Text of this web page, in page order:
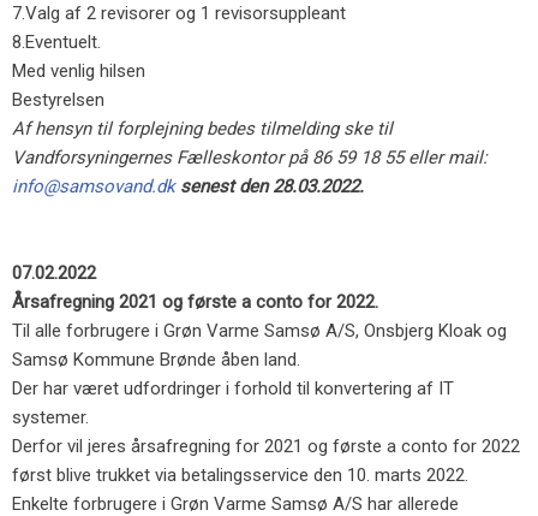
7.​Valg af 2 revisorer og 1 revisorsuppleant
8.​Eventuelt.
Med venlig hilsen
Bestyrelsen
Af hensyn til forplejning bedes tilmelding ske til
Vandforsyningernes Fælleskontor på 86 59 18 55 eller mail:
info@samsovand.dk senest den 28.03.2022.
07.02.2022
Årsafregning 2021 og første a conto for 2022.
Til alle forbrugere i Grøn Varme Samsø A/S, Onsbjerg Kloak og
Samsø Kommune Brønde åben land.
​Der har været udfordringer i forhold til konvertering af IT
systemer.
Derfor vil jeres årsafregning for 2021 og første a conto for 2022
først blive trukket via betalingsservice den 10. marts 2022.
Enkelte forbrugere i Grøn Varme Samsø A/S har allerede